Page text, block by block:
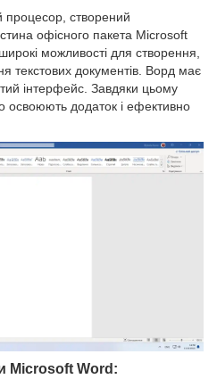
процесор, створений
офісного пакета Microsoft
можливості для створення,
текстових документів. Ворд має
інтерфейс. Завдяки цьому
освоюють додаток і ефективно
Microsoft Word: